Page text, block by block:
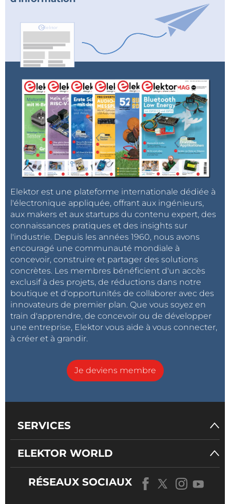
Elektor est une plateforme internationale dédiée à
l'électronique appliquée, offrant aux ingénieurs,
aux makers et aux startups du contenu expert, des
connaissances pratiques et des insights sur
l'industrie. Depuis les années 1960, nous avons
encouragé une communauté mondiale à
concevoir, construire et partager des solutions
concrètes. Les membres bénéficient d'un accès
exclusif à des projets, de réductions dans notre
boutique et d'opportunités de collaborer avec des
innovateurs de premier plan. Que vous soyez en
train d'apprendre, de concevoir ou de développer
une entreprise, Elektor vous aide à vous connecter,
à créer et à grandir.
Je deviens membre
SERVICES
ELEKTOR WORLD
RÉSEAUX SOCIAUX